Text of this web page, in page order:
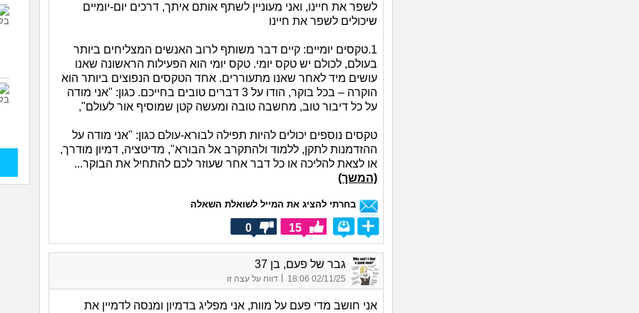
לשפר את חיינו, ואני מעוניין לשתף אותם איתך, דרכים יום-יומיים
שיכולים לשפר את חיינו
1.טקסים יומיים: קיים דבר משותף לרוב האנשים המצליחים ביותר
בעולם, לכולם יש טקס יומי. טקס יומי הוא הפעילות הראשונה שאנו
עושים מיד לאחר שאנו מתעוררים. אחד הטקסים הנפוצים ביותר הוא
הוקרה – בכל בוקר, הודו על 3 דברים טובים בחייכם. כגון: "אני מודה
על כל דיבור טוב, מחשבה טובה ומעשה קטן שמוסיף אור לעולם",
טקסים נוספים יכולים להיות תפילה לבורא-עולם כגון: "אני מודה על
ההזדמנות לתקן, ללמוד ולהתקרב אל הבורא", מדיטציה, דמיון מודרך,
או לצאת להליכה או כל דבר אחר שעוזר לכם להתחיל את הבוקר...
(המשך)
בחרתי להציג את המייל לשואלת השאלה
15
0
גבר של פעם, בן 37
02/11/25 18:06 דווח על עצה זו
אני חושב מדי פעם על מוות, אני מפליג בדמיון ומנסה לדמיין את